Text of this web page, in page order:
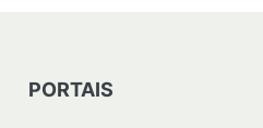
PORTAIS